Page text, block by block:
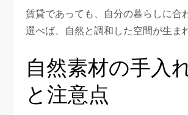
賃貸であっても、自分の暮らしに合
選べば、自然と調和した空間が生ま
自然素材の手入
と注意点